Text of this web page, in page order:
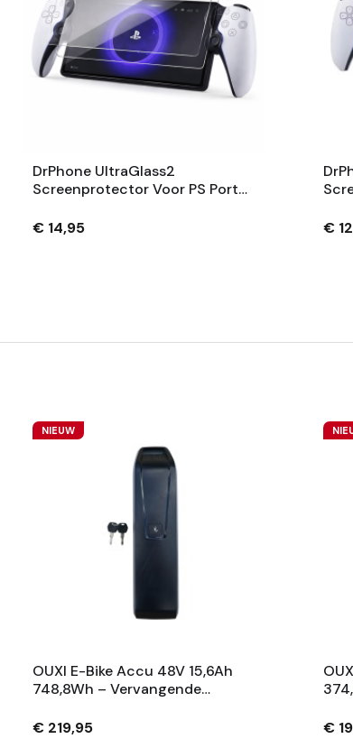
DrPhone UltraGlass2
Screenprotector Voor PS Portal
Transparant, Anti-Kras
€ 14,95 €
NIEUW
OUXI E-Bike Accu 48V 15,6Ah
748,8Wh – Vervangende
Sleutels – Zwart
€ 219,95 €